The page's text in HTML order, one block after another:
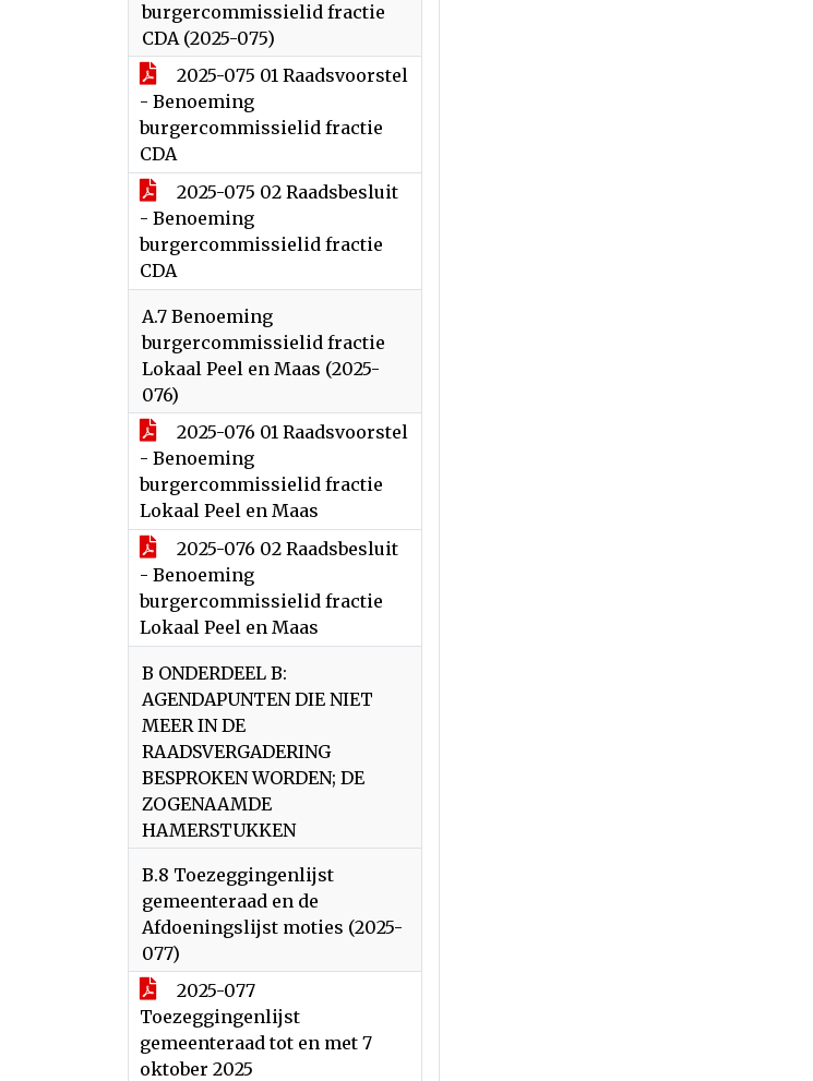
burgercommissielid fractie
CDA (2025-075)
2025-075 01 Raadsvoorstel
- Benoeming
burgercommissielid fractie
CDA
2025-075 02 Raadsbesluit
- Benoeming
burgercommissielid fractie
CDA
A.7 Benoeming
burgercommissielid fractie
Lokaal Peel en Maas (2025-
076)
2025-076 01 Raadsvoorstel
- Benoeming
burgercommissielid fractie
Lokaal Peel en Maas
2025-076 02 Raadsbesluit
- Benoeming
burgercommissielid fractie
Lokaal Peel en Maas
B ONDERDEEL B:
AGENDAPUNTEN DIE NIET
MEER IN DE
RAADSVERGADERING
BESPROKEN WORDEN; DE
ZOGENAAMDE
HAMERSTUKKEN
B.8 Toezeggingenlijst
gemeenteraad en de
Afdoeningslijst moties (2025-
077)
2025-077
Toezeggingenlijst
gemeenteraad tot en met 7
oktober 2025